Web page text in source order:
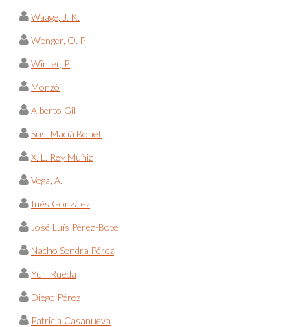
Waage, J. K.
Wenger, O. P.
Winter, P.
Monzó
Alberto Gil
Susi Maciá Bonet
X. L. Rey Muñiz
Vega, A.
Inés González
José Luís Pérez-Bote
Nacho Sendra Pérez
Yuri Rueda
Diego Pérez
Patricia Casanueva